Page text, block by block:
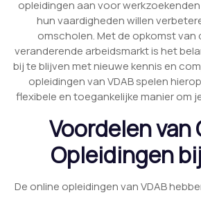
opleidingen aan voor
hun vaardigheden willen
omscholen. Met de opkomst van
veranderende arbeidsmarkt is het
bij te blijven met nieuwe kennis en
opleidingen van VDAB spelen
flexibele en toegankelijke manier om
Voordelen van
Opleidingen
De online opleidingen van VDAB